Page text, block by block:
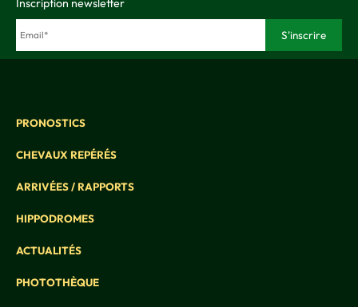
Inscription newsletter
PRONOSTICS
CHEVAUX REPÉRÉS
ARRIVÉES / RAPPORTS
HIPPODROMES
ACTUALITÉS
PHOTOTHÈQUE